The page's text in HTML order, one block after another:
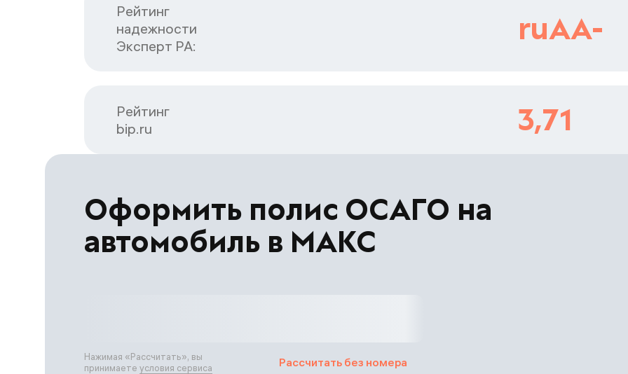
Рейтинг
надежности
Эксперт РА:
ruAA-
Рейтинг
bip.ru
3,71
Оформить полис ОСАГО на
автомобиль в МАКС
Рассчитать без номера
Нажимая «Рассчитать», вы
принимаете условия сервиса